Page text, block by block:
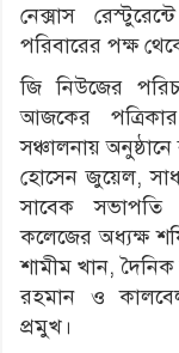
নেক্সাস
পরিবারের পক্ষ
জি নিউজের
আজকের
সঞ্চালনায়
হোসেন জুয়েল,
সাবেক
কলেজের অধ্যক্ষ
শামীম খান, দৈনিক
রহমান ও
প্রমুখ।